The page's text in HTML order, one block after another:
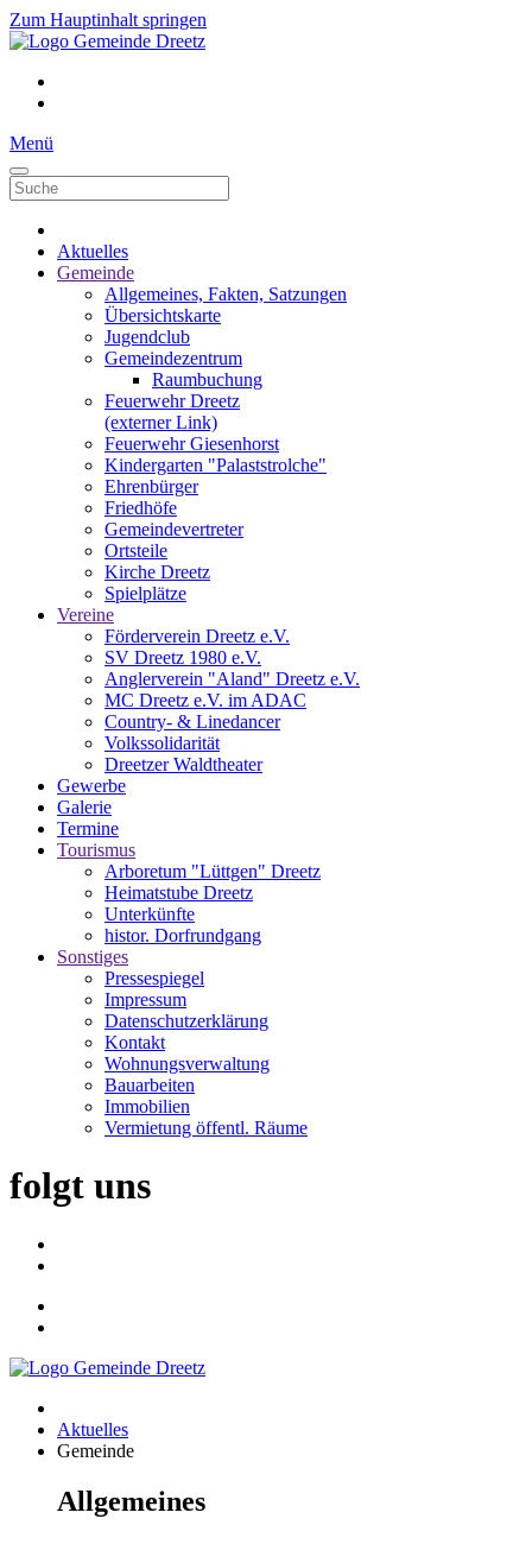
Zum Hauptinhalt springen
Menü
Aktuelles
Gemeinde
Allgemeines, Fakten, Satzungen
Übersichtskarte
Jugendclub
Gemeindezentrum
Raumbuchung
Feuerwehr Dreetz
(externer Link)
Feuerwehr Giesenhorst
Kindergarten "Palaststrolche"
Ehrenbürger
Friedhöfe
Gemeindevertreter
Ortsteile
Kirche Dreetz
Spielplätze
Vereine
Förderverein Dreetz e.V.
SV Dreetz 1980 e.V.
Anglerverein "Aland" Dreetz e.V.
MC Dreetz e.V. im ADAC
Country- & Linedancer
Volkssolidarität
Dreetzer Waldtheater
Gewerbe
Galerie
Termine
Tourismus
Arboretum "Lüttgen" Dreetz
Heimatstube Dreetz
Unterkünfte
histor. Dorfrundgang
Sonstiges
Pressespiegel
Impressum
Datenschutzerklärung
Kontakt
Wohnungsverwaltung
Bauarbeiten
Immobilien
Vermietung öffentl. Räume
folgt uns
Aktuelles
Gemeinde
Allgemeines